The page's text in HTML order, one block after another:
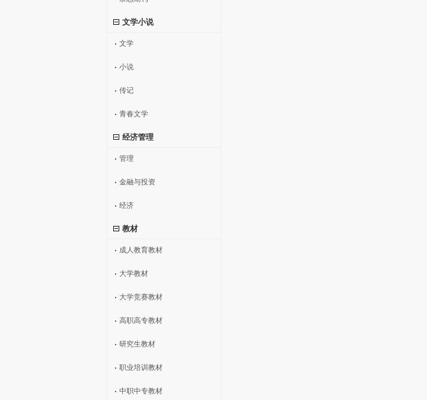
文学小说
文学
小说
传记
青春文学
经济管理
管理
金融与投资
经济
教材
成人教育教材
大学教材
大学竞赛教材
高职高专教材
研究生教材
职业培训教材
中职中专教材